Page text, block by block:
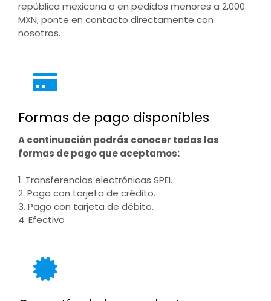
república mexicana o en pedidos menores a 2,000
MXN, ponte en contacto directamente con
nosotros.
Formas de pago disponibles
A continuación podrás conocer todas las
formas de pago que aceptamos:
1. Transferencias electrónicas SPEI.
2. Pago con tarjeta de crédito.
3. Pago con tarjeta de débito.
4. Efectivo